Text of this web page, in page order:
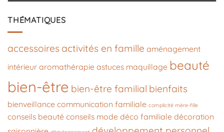
THÉMATIQUES
accessoires activités en famille aménagement
intérieur aromathérapie astuces maquillage beauté
bien-être bien-être familial bienfaits
bienveillance communication familiale complicité mère-fille
conseils beauté conseils mode déco familiale décoration